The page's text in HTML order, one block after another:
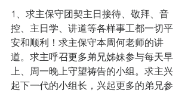
1、求主保守团契主日接待、敬拜、音
控、主日学、讲道等各样事工都一切平
安和顺利！求主保守本周何老师的讲
道。求主呼召更多弟兄姊妹参与每天早
上、周一晚上守望祷告的小组。求主兴
起下一代的小组长，兴起更多的弟兄参